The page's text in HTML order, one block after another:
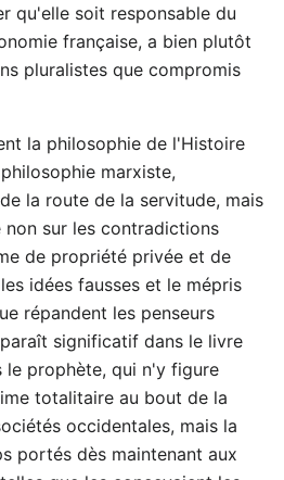
qu'elle soit responsable du
française, a bien plutôt
pluralistes que compromis
la philosophie de l'Histoire
marxiste,
la route de la servitude, mais
sur les contradictions
de propriété privée et de
idées fausses et le mépris
répandent les penseurs
significatif dans le livre
le prophète, qui n'y figure
totalitaire au bout de la
occidentales, mais la
portés dès maintenant aux